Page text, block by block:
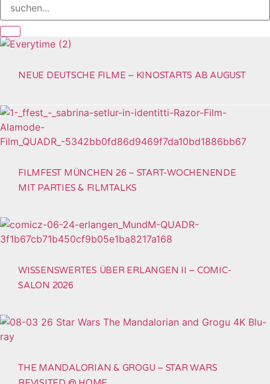
NEUE DEUTSCHE FILME – KINOSTARTS AB AUGUST
FILMFEST MÜNCHEN 26 – START-WOCHENENDE
MIT PARTIES & FILMTALKS
WISSENSWERTES ÜBER ERLANGEN II – COMIC-
SALON 2026
THE MANDALORIAN & GROGU – STAR WARS